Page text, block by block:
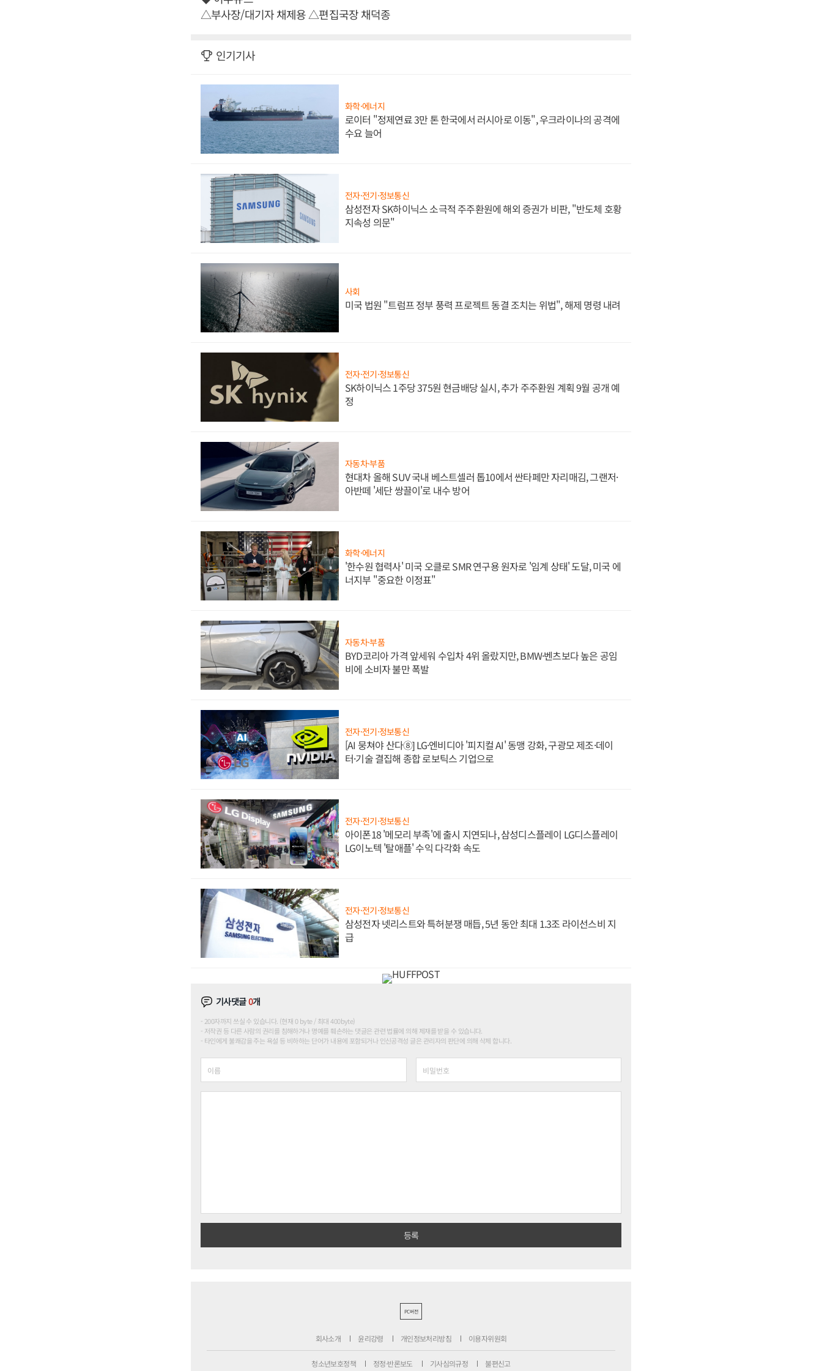
△부사장/대기자 채제용 △편집국장 채덕종
인기기사
화학·에너지
로이터 "정제연료 3만 톤 한국에서 러시아로 이동", 우크라이나의 공격에
수요 늘어
전자·전기·정보통신
삼성전자 SK하이닉스 소극적 주주환원에 해외 증권가 비판, "반도체 호황
지속성 의문"
사회
미국 법원 "트럼프 정부 풍력 프로젝트 동결 조치는 위법", 해제 명령 내려
전자·전기·정보통신
SK하이닉스 1주당 375원 현금배당 실시, 추가 주주환원 계획 9월 공개 예
정
자동차·부품
현대차 올해 SUV 국내 베스트셀러 톱10에서 싼타페만 자리매김, 그랜저·
아반떼 '세단 쌍끌이'로 내수 방어
화학·에너지
'한수원 협력사' 미국 오클로 SMR 연구용 원자로 '임계 상태' 도달, 미국 에
너지부 "중요한 이정표"
자동차·부품
BYD코리아 가격 앞세워 수입차 4위 올랐지만, BMW·벤츠보다 높은 공임
비에 소비자 불만 폭발
전자·전기·정보통신
[AI 뭉쳐야 산다⑧] LG·엔비디아 '피지컬 AI' 동맹 강화, 구광모 제조·데이
터·기술 결집해 종합 로보틱스 기업으로
전자·전기·정보통신
아이폰18 '메모리 부족'에 출시 지연되나, 삼성디스플레이 LG디스플레이
LG이노텍 '탈애플' 수익 다각화 속도
전자·전기·정보통신
삼성전자 넷리스트와 특허분쟁 매듭, 5년 동안 최대 1.3조 라이선스비 지
급
기사댓글0개
200자까지 쓰실 수 있습니다. (현재 0 byte / 최대 400byte)
저작권 등 다른 사람의 권리를 침해하거나 명예를 훼손하는 댓글은 관련 법률에 의해 제재를 받을 수 있습니다.
타인에게 불쾌감을 주는 욕설 등 비하하는 단어가 내용에 포함되거나 인신공격성 글은 관리자의 판단에 의해 삭제 합니다.
PC버전
회사소개 윤리강령 개인정보처리방침 이용자위원회
청소년보호정책 정정·반론보도 기사심의규정 불편신고